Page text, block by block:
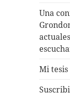
Una
Mi